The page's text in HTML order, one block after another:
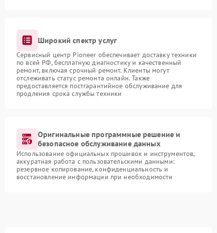
Широкий спектр услуг
Сервисный центр Pioneer обеспечивает доставку техники
по всей РФ, бесплатную диагностику и качественный
ремонт, включая срочный ремонт. Клиенты могут
отслеживать статус ремонта онлайн. Также
предоставляется постгарантийное обслуживание для
продления срока службы техники
Оригинальные программные решение и
безопасное обслуживание данных
Использование официальных прошивок и инструментов,
аккуратная работа с пользовательскими данными:
резервное копирование, конфиденциальность и
восстановление информации при необходимости